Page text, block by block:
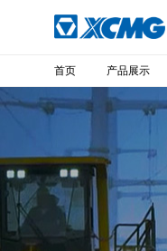
首页 产品展示